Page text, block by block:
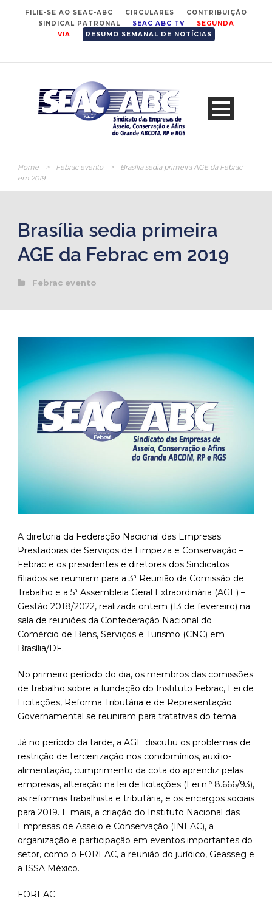
FILIE-SE AO SEAC-ABC CIRCULARES
CONTRIBUIÇÃO
SINDICAL PATRONAL
SEAC ABC TV
SEGUNDA
VIA
RESUMO SEMANAL DE NOTÍCIAS
Home > Febrac evento >
Brasília sedia primeira AGE da Febrac
em 2019
Brasília sedia primeira
AGE da Febrac em 2019
Febrac evento
A diretoria da Federação Nacional das Empresas
Prestadoras de Serviços de Limpeza e Conservação –
Febrac e os presidentes e diretores dos Sindicatos
filiados se reuniram para a 3ª Reunião da Comissão de
Trabalho e a 5ª Assembleia Geral Extraordinária (AGE) –
Gestão 2018/2022, realizada ontem (13 de fevereiro) na
sala de reuniões da Confederação Nacional do
Comércio de Bens, Serviços e Turismo (CNC) em
Brasília/DF.
No primeiro período do dia, os membros das comissões
de trabalho sobre a fundação do Instituto Febrac, Lei de
Licitações, Reforma Tributária e de Representação
Governamental se reuniram para tratativas do tema.
Já no período da tarde, a AGE discutiu os problemas de
restrição de terceirização nos condomínios, auxílio-
alimentação, cumprimento da cota do aprendiz pelas
empresas, alteração na lei de licitações (Lei n.º 8.666/93),
as reformas trabalhista e tributária, e os encargos sociais
para 2019. E mais, a criação do Instituto Nacional das
Empresas de Asseio e Conservação (INEAC), a
organização e participação em eventos importantes do
setor, como o FOREAC, a reunião do jurídico, Geasseg e
a ISSA México.
FOREAC